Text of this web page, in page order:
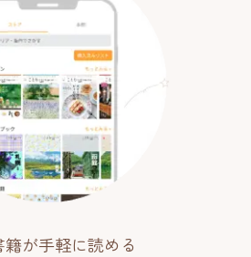
籍が手軽に読める